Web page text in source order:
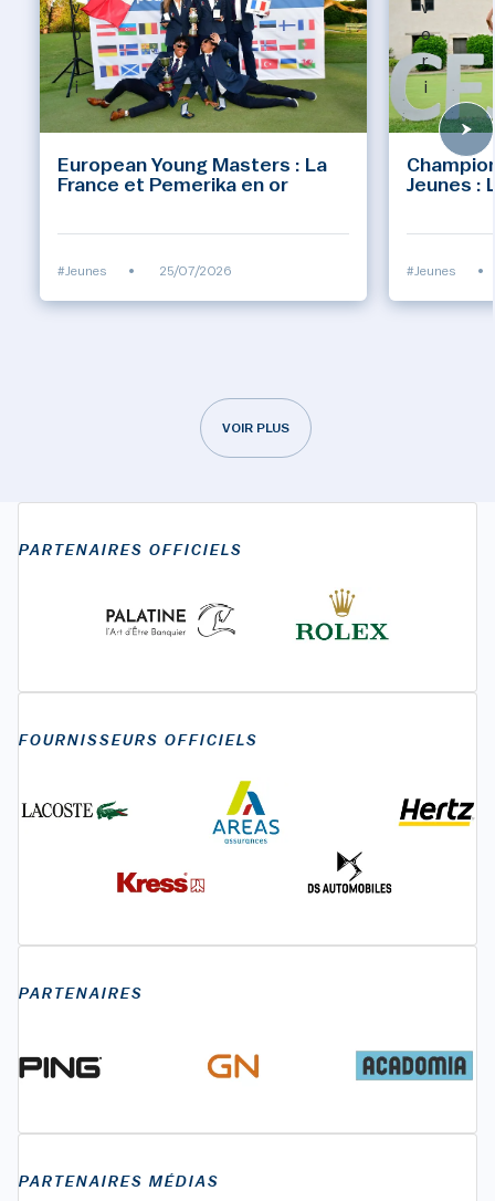
v
o
r
i
European Young Masters : La
France et Pemerika en or
#Jeunes • 25/07/2026
v
o
r
i
Jeunes :
#Jeunes •
VOIR PLUS
PARTENAIRES OFFICIELS
FOURNISSEURS OFFICIELS
PARTENAIRES
PARTENAIRES MÉDIAS